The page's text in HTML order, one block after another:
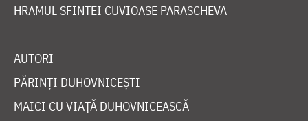
HRAMUL SFINTEI CUVIOASE PARASCHEVA
AUTORI
PĂRINȚI DUHOVNICEȘTI
MAICI CU VIAȚĂ DUHOVNICEASCĂ